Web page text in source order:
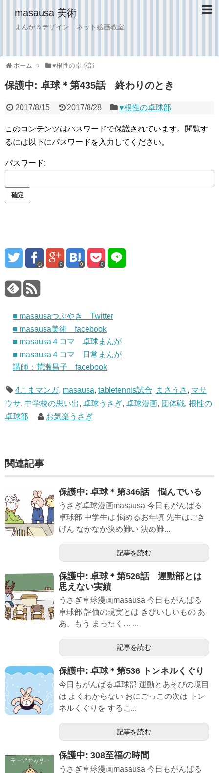
masausa 美術
まんが＆デザイン ネット絵画教室
ホーム ♥︎根性の卓球部
保護中: 卓球＊第435話 終わりのとき
2017/8/15 2017/8/28 ♥︎根性の卓球部
このコンテンツはパスワードで保護されています。閲覧す
るには以下にパスワードを入力してください。
パスワード:
0 0 0
■ masausaつぶやき Twitter
■ masausa美術 facebook
■ masausa４コマ 卓球まんが
■ masausa４コマ 日常まんが
講師：荒瀬昌子 facebook
4こまマンガ, masausa, tabletennis試合, まさうさ , マサ
ウサ, 中学校の思い出, 卓球うさぎ, 卓球漫画, 団体戦, 根性の
卓球部
お気楽うさぎ
関連記事
保護中: 卓球＊第346話 悩んでいる
うさぎ卓球漫画masausa 今日もがんばる
卓球部 中学生は 悩めるお年頃 先生はごき
げん なかなか決め難い 決め難...
記事を読む
保護中: 卓球＊第526話 運動部とは
思えない実績
うさぎ卓球漫画masausa 今日もがんばる
卓球部 評価の現実とは きびいしいもの あ
あ、もう まったく… ...
記事を読む
保護中: 卓球＊第536 トンネルくぐり
今日もがんばる卓球部 運動とあそびの境目
は よくわからない おにごっこの次は トン
ネルくぐりを するこ...
記事を読む
保護中: 308至福の時間
うさぎ卓球漫画masausa 今日もがんばる